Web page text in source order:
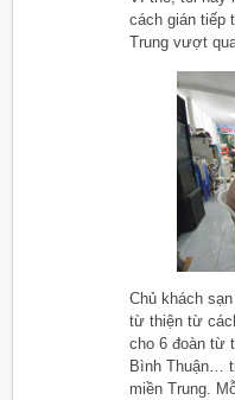
cách gián tiếp
Trung vượt
Chủ khách
từ thiện từ
cho 6 đoàn từ
Bình Thuận…
miền Trung.